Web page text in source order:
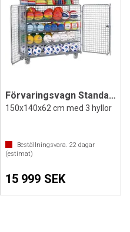
Förvaringsvagn Standard med topphylla
150x140x62 cm med 3 hyllor
Beställningsvara. 22dagar
(estimat)
15 999 SEK